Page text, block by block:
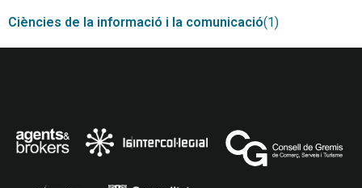
Ciències de la informació i la comunicació(1)